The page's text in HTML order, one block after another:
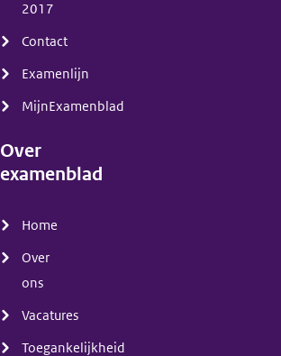
2017
Contact
Examenlijn
MijnExamenblad
Over
examenblad
Home
Over
ons
Vacatures
Toegankelijkheid